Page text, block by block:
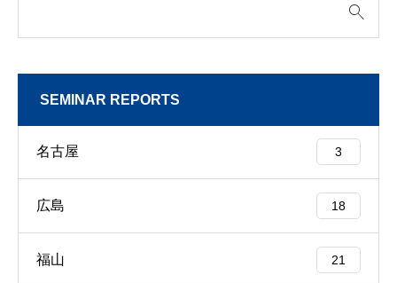
SEMINAR REPORTS
名古屋 3
広島 18
福山 21